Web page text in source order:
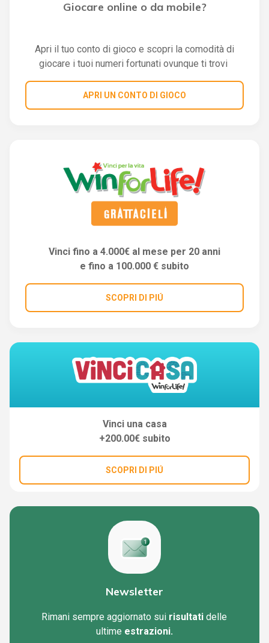
Giocare online o da mobile?
Apri il tuo conto di gioco e scopri la comodità di
giocare i tuoi numeri fortunati ovunque ti trovi
APRI UN CONTO DI GIOCO
Vinci fino a 4.000€ al mese per 20 anni
e fino a 100.000 € subito
SCOPRI DI PIÚ
Vinci una casa
+200.00€ subito
SCOPRI DI PIÚ
Newsletter
Rimani sempre aggiornato sui risultati delle
ultime estrazioni.